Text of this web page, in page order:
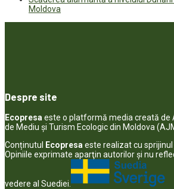
Moldova
Despre site
Ecopresa este o platformă media creată de
de Mediu și Turism Ecologic din Moldova
Conținutul Ecopresa este realizat cu sprijinul
Opiniile exprimate aparţin autorilor şi nu
vedere al Suediei.